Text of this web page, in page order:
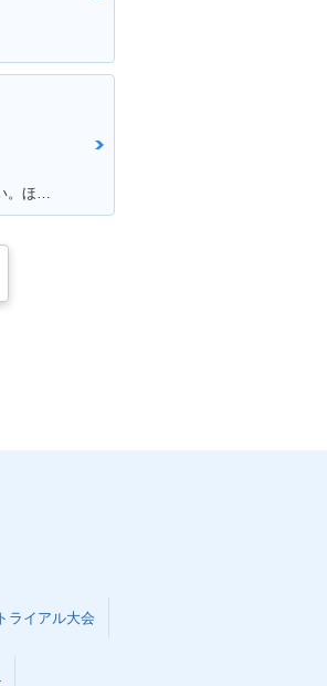
SUPER
VTEC R
満足ポイント:色んなバイク乗ってきたけどこの子は欠点が無い。ほんとに不満が出ない完成度の高いバイク！
トライアル大会